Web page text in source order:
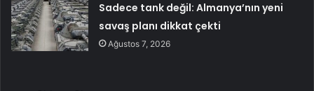
Sadece tank değil: Almanya’nın yeni
savaş planı dikkat çekti
Ağustos 7, 2026